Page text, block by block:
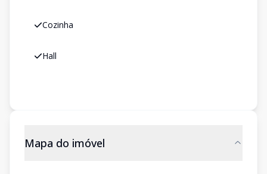
Cozinha
Hall
Mapa do imóvel